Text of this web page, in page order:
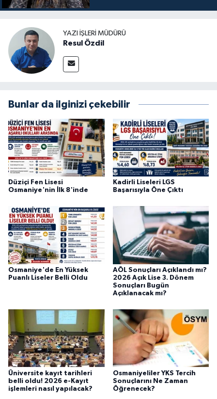
YAZI İŞLERI MÜDÜRÜ
Resul Özdil
Bunlar da ilginizi çekebilir
Düziçi Fen Lisesi
Osmaniye'nin İlk 8'inde
Kadirli Liseleri LGS
Başarısıyla Öne Çıktı
Osmaniye'de En Yüksek
Puanlı Liseler Belli Oldu
AÖL Sonuçları Açıklandı mı?
2026 Açık Lise 3. Dönem
Sonuçları Bugün
Açıklanacak mı?
Üniversite kayıt tarihleri
belli oldu! 2026 e-Kayıt
işlemleri nasıl yapılacak?
Osmaniyeliler YKS Tercih
Sonuçlarını Ne Zaman
Öğrenecek?